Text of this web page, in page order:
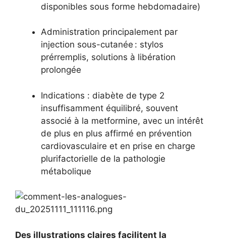
disponibles sous forme hebdomadaire)
Administration principalement par
injection sous-cutanée : stylos
prérremplis, solutions à libération
prolongée
Indications : diabète de type 2
insuffisamment équilibré, souvent
associé à la metformine, avec un intérêt
de plus en plus affirmé en prévention
cardiovasculaire et en prise en charge
plurifactorielle de la pathologie
métabolique
Des illustrations claires facilitent la